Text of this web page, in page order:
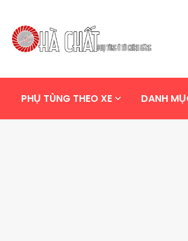
PHỤ TÙNG THEO XE DANH